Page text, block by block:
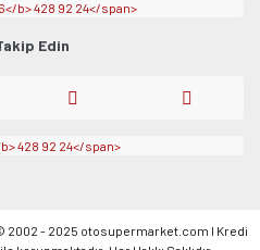
Edin
2002 - 2025 otosupermarket.com l Kredi